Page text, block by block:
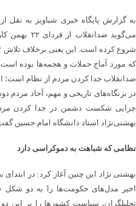
به گزارش پایگاه خبری شباویز به نقل
می‌گوید
که مورد آماج حملات و هجمه‌ها بوده
ضدانقلاب جدا کردن مردم از نظام است؛
در بزنگاه‌های تاریخی و مهم، آحاد مردم
چرایی شکست دشمن در جدا کردن
بهشتی‌نژاد استاد دانشگاه امام حسین
نظامی که شباهت به دموکراسی دارد
بهشتی نژاد این چنین آغاز کرد: در
اخیر مدل‌های حکومت‌ها را به دو شکل
تحلیلگران، سیاست کشورها را بر این